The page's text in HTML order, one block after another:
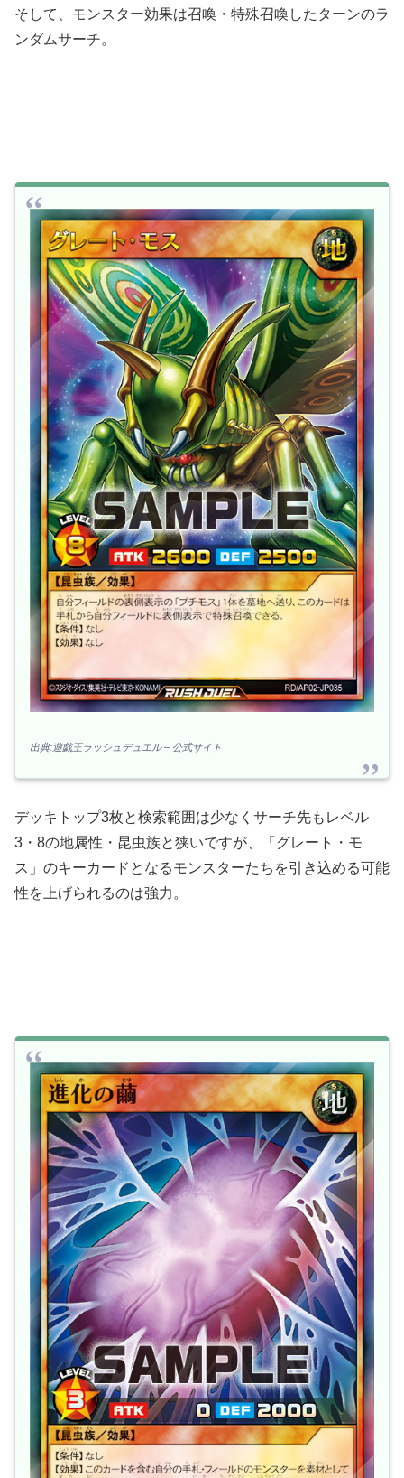
そして、モンスター効果は召喚・特殊召喚したターンのラ
ンダムサーチ。
出典:遊戯王ラッシュデュエル – 公式サイト
デッキトップ3枚と検索範囲は少なくサーチ先もレベル
3・8の地属性・昆虫族と狭いですが、「グレート・モ
ス」のキーカードとなるモンスターたちを引き込める可能
性を上げられるのは強力。